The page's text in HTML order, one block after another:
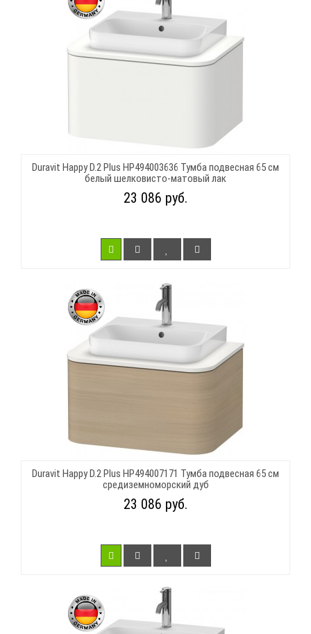
Duravit Happy D.2 Plus HP494003636 Тумба подвесная 65 см
белый шелковисто-матовый лак
23 086 руб.
Duravit Happy D.2 Plus HP494007171 Тумба подвесная 65 см
средиземноморский дуб
23 086 руб.